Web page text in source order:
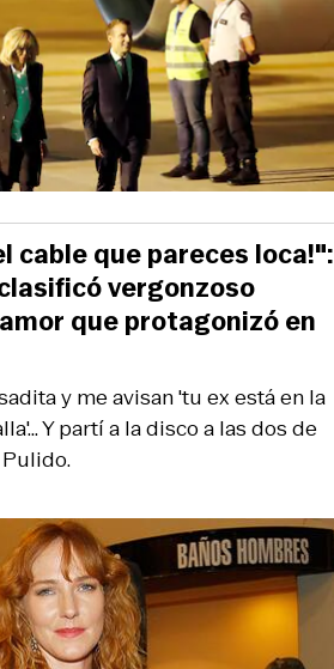
y me avisan 'tu ex está en la
Y partí a la disco a las dos de
Pulido.
cable que pareces loca!":
vergonzoso
que protagonizó en